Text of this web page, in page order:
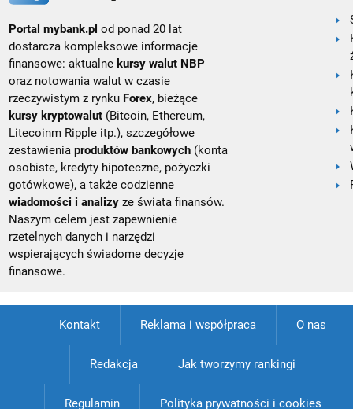
Portal mybank.pl od ponad 20 lat
dostarcza kompleksowe informacje
finansowe: aktualne kursy walut NBP
oraz notowania walut w czasie
rzeczywistym z rynku Forex, bieżące
kursy kryptowalut (Bitcoin, Ethereum,
Litecoinm Ripple itp.), szczegółowe
zestawieniaproduktów bankowych (konta
osobiste, kredyty hipoteczne, pożyczki
gotówkowe), a także codzienne
wiadomości i analizy ze świata finansów.
Naszym celem jest zapewnienie
rzetelnych danych i narzędzi
wspierających świadome decyzje
finansowe.
Kontakt Reklama i współpraca O nas
Redakcja Jak tworzymy rankingi
Regulamin Polityka prywatności i cookies